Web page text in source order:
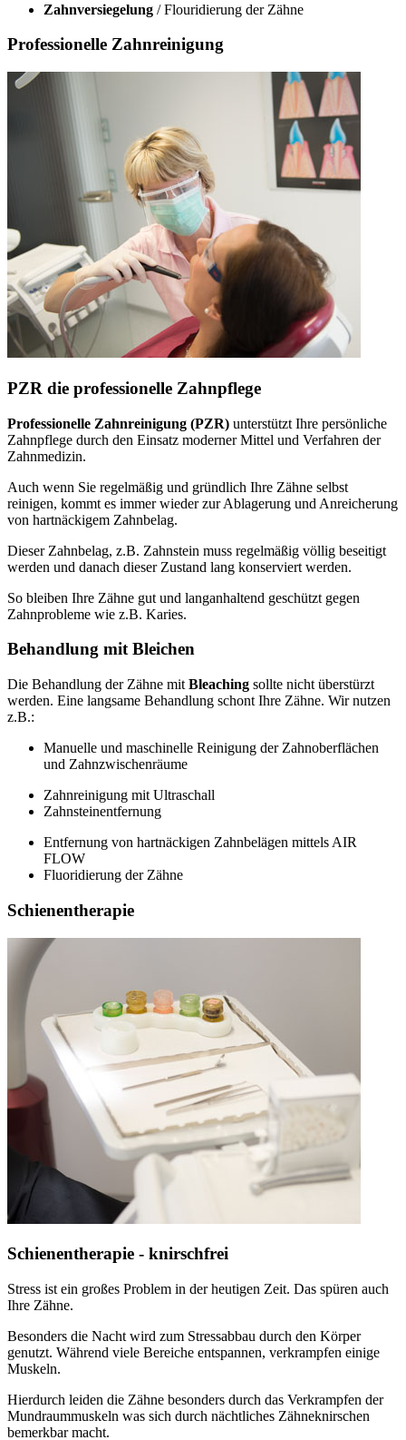
Zahnversiegelung / Flouridierung der Zähne
Professionelle Zahnreinigung
PZR die professionelle Zahnpflege
Professionelle Zahnreinigung (PZR) unterstützt Ihre persönliche
Zahnpflege durch den Einsatz moderner Mittel und Verfahren der
Zahnmedizin.
Auch wenn Sie regelmäßig und gründlich Ihre Zähne selbst
reinigen, kommt es immer wieder zur Ablagerung und Anreicherung
von hartnäckigem Zahnbelag.
Dieser Zahnbelag, z.B. Zahnstein muss regelmäßig völlig beseitigt
werden und danach dieser Zustand lang konserviert werden.
So bleiben Ihre Zähne gut und langanhaltend geschützt gegen
Zahnprobleme wie z.B. Karies.
Behandlung mit Bleichen
Die Behandlung der Zähne mit Bleaching sollte nicht überstürzt
werden. Eine langsame Behandlung schont Ihre Zähne. Wir nutzen
z.B.:
Manuelle und maschinelle Reinigung der Zahnoberflächen
und Zahnzwischenräume
Zahnreinigung mit Ultraschall
Zahnsteinentfernung
Entfernung von hartnäckigen Zahnbelägen mittels AIR
FLOW
Fluoridierung der Zähne
Schienentherapie
Schienentherapie - knirschfrei
Stress ist ein großes Problem in der heutigen Zeit. Das spüren auch
Ihre Zähne.
Besonders die Nacht wird zum Stressabbau durch den Körper
genutzt. Während viele Bereiche entspannen, verkrampfen einige
Muskeln.
Hierdurch leiden die Zähne besonders durch das Verkrampfen der
Mundraummuskeln was sich durch nächtliches Zähneknirschen
bemerkbar macht.